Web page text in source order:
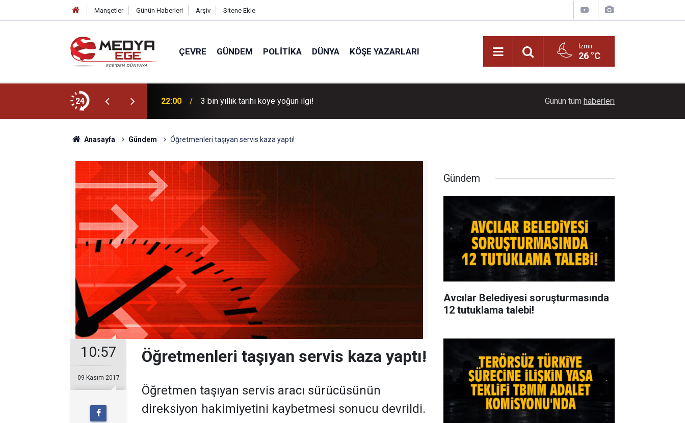
Manşetler Günün Haberleri Arşiv Sitene Ekle
ÇEVRE GÜNDEM POLITIKA DÜNYA KÖŞE YAZARLARI İzmir
26 °C
24 22:00 3 bin yıllık tarihi köye yoğun ilgi! Başkan İlkay Çiçek tutuklandı!
Günün tüm haberleri
Anasayfa Gündem Öğretmenleri taşıyan servis kaza yaptı!
10:57
09 Kasım 2017
Öğretmenleri taşıyan servis kaza yaptı!
Öğretmen taşıyan servis aracı sürücüsünün
direksiyon hakimiyetini kaybetmesi sonucu devrildi.
Gündem
Avcılar Belediyesi soruşturmasında
12 tutuklama talebi!